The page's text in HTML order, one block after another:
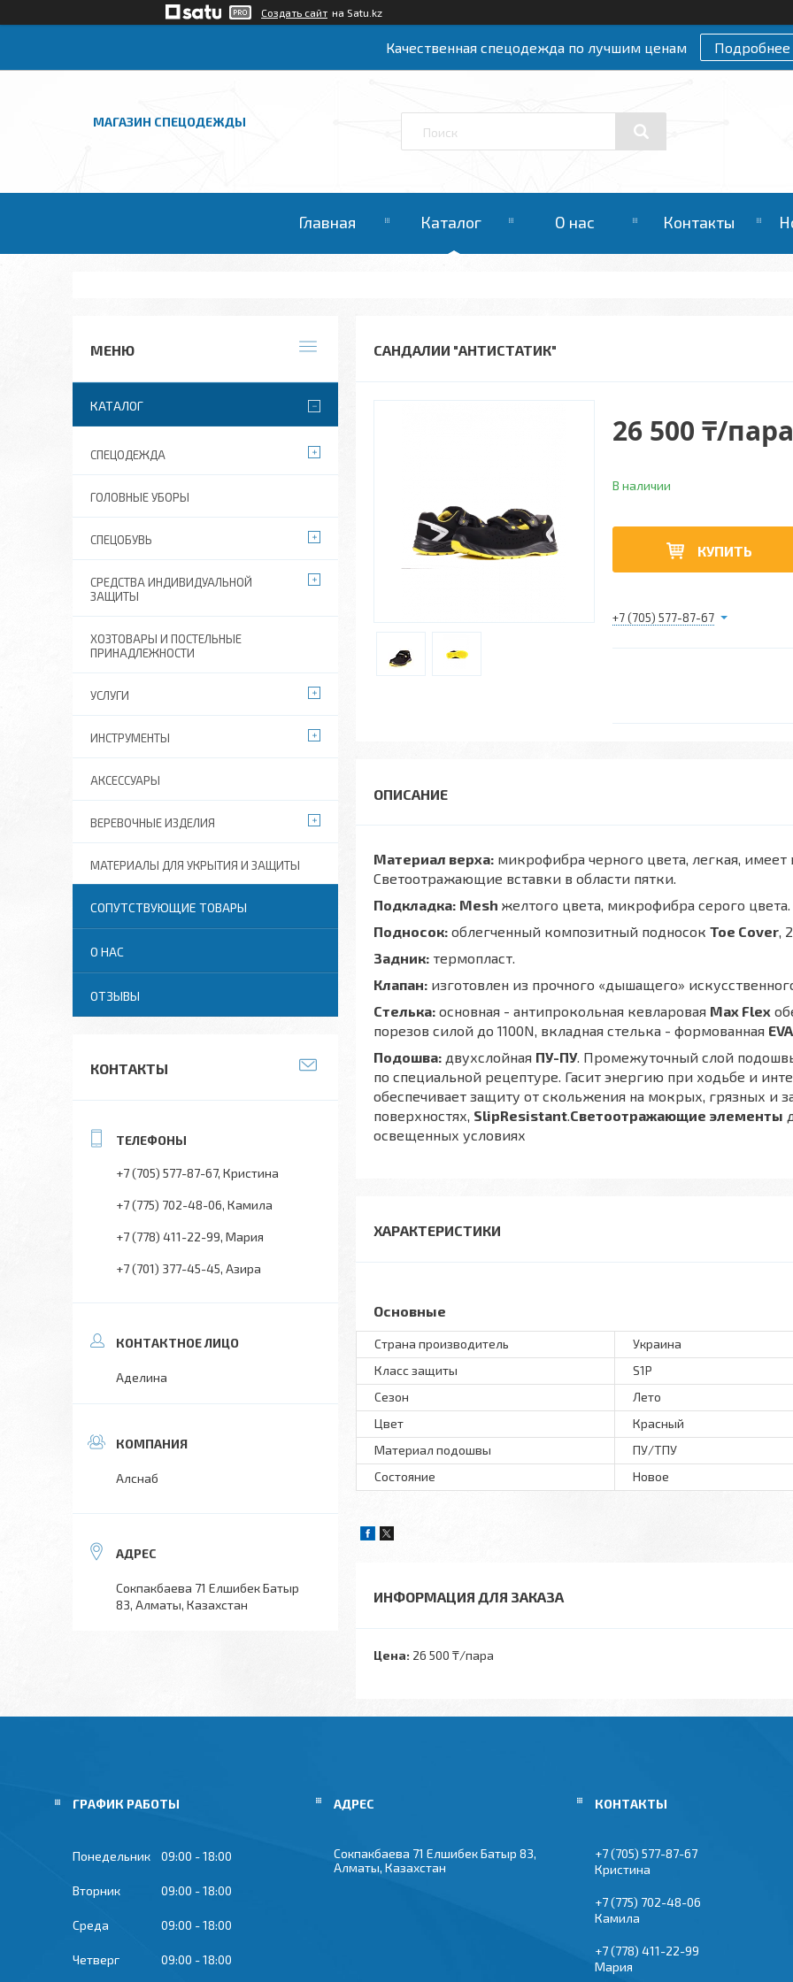
Создать сайт на Satu.kz
Качественная спецодежда по лучшим ценам Подробнее
МАГАЗИН СПЕЦОДЕЖДЫ
Главная Каталог О нас Контакты
САНДАЛИИ "АНТИСТАТИК"
26 500 ₸/пара
В наличии
КУПИТЬ
+7 (705) 577-87-67
Материал верха: микрофибра черного цвета, легкая,
Светоотражающие вставки в области пятки.
Подкладка: Mesh желтого цвета, микрофибра серого цвета.
Подносок: облегченный композитный подносок Toe Сover,
Задник: термопласт.
Клапан: изготовлен из прочного «дышащего»
Стелька: основная - антипрокольная кевларовая Max Flex
порезов силой до 1100N, вкладная стелька - формованная EVA
Подошва: двухслойная ПУ-ПУ. Промежуточный слой
по специальной рецептуре. Гасит энергию при ходьбе и
обеспечивает защиту от скольжения на мокрых, грязных и
поверхностях, SlipResistant.Светоотражающие элементы
освещенных условиях
ХАРАКТЕРИСТИКИ
Основные
Страна производитель
Украина
Класс защиты
S1P
Сезон
Лето
Цвет
Красный
Материал подошвы
ПУ/ТПУ
Состояние
Новое
ИНФОРМАЦИЯ ДЛЯ ЗАКАЗА
Цена: 26 500 ₸/пара
КАТАЛОГ
СПЕЦОДЕЖДА
ГОЛОВНЫЕ УБОРЫ
СПЕЦОБУВЬ
СРЕДСТВА ИНДИВИДУАЛЬНОЙ
ЗАЩИТЫ
ХОЗТОВАРЫ И ПОСТЕЛЬНЫЕ
ПРИНАДЛЕЖНОСТИ
УСЛУГИ
ИНСТРУМЕНТЫ
АКСЕССУАРЫ
ВЕРЕВОЧНЫЕ ИЗДЕЛИЯ
МАТЕРИАЛЫ ДЛЯ УКРЫТИЯ И ЗАЩИТЫ
СОПУТСТВУЮЩИЕ ТОВАРЫ
О НАС
ОТЗЫВЫ
КОНТАКТЫ
+7 (705) 577-87-67 Кристина
+7 (775) 702-48-06 Камила
+7 (778) 411-22-99 Мария
+7 (701) 377-45-45 Азира
Аделина
Алснаб
Сокпакбаева 71 Елшибек Батыр
83, Алматы, Казахстан
ГРАФИК РАБОТЫ
Понедельник 09:00 18:00
Вторник 09:00 18:00
Среда 09:00 18:00
Четверг 09:00 18:00
Сокпакбаева 71 Елшибек Батыр 83,
Алматы, Казахстан
+7 (705) 577-87-67
Кристина
+7 (775) 702-48-06
Камила
+7 (778) 411-22-99
Мария